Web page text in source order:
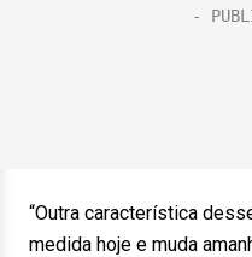
“Outra característica
medida hoje e muda